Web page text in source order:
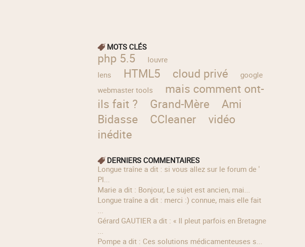
MOTS CLÉS
php 5.5
louvre
lens
HTML5 cloud privé
google
webmaster tools
mais comment ont-
ils fait ?
Grand-Mère
Ami
Bidasse
CCleaner
vidéo
inédite
DERNIERS COMMENTAIRES
longue traîne a dit : si vous allez sur le forum de '
Pl...
Marie a dit : Bonjour, Le sujet est ancien, mai...
longue traîne a dit : merci :) connue, mais elle fait
...
Gérard GAUTIER a dit : « Il pleut parfois en Bretagne
...
Pompe a dit : Ces solutions médicamenteuses s...